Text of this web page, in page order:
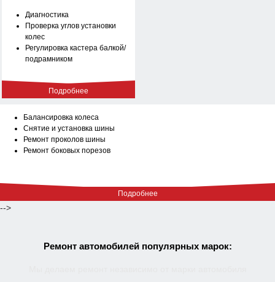
Диагностика
Проверка углов установки
колес
Регулировка кастера балкой/
подрамником
Подробнее
Балансировка колеса
Снятие и установка шины
Ремонт проколов шины
Ремонт боковых порезов
Подробнее
-->
Ремонт автомобилей популярных марок: